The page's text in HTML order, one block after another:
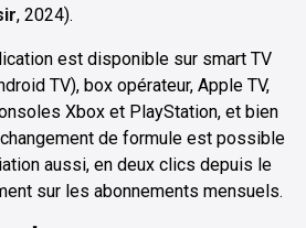
, 2024).
est disponible sur smart TV
TV), box opérateur, Apple TV,
Xbox et PlayStation, et bien
de formule est possible
aussi, en deux clics depuis le
sur les abonnements mensuels.